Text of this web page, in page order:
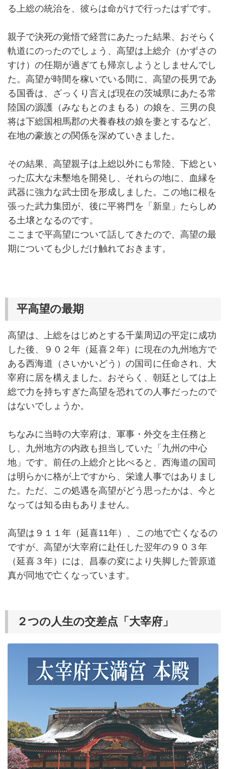
る上総の統治を、彼らは命がけで行ったはずです。
親子で決死の覚悟で経営にあたった結果、おそらく
軌道にのったのでしょう、高望は上総介（かずさの
すけ）の任期が過ぎても帰京しようとしませんでし
た。高望が時間を稼いでいる間に、高望の長男であ
る国香は、ざっくり言えば現在の茨城県にあたる常
陸国の源護（みなもとのまもる）の娘を、三男の良
将は下総国相馬郡の犬養春枝の娘を妻とするなど、
在地の豪族との関係を深めていきました。
その結果、高望親子は上総以外にも常陸、下総とい
った広大な未墾地を開発し、それらの地に、血縁を
武器に強力な武士団を形成しました。この地に根を
張った武力集団が、後に平将門を「新皇」たらしめ
る土壌となるのです。
ここまで平高望について話してきたので、高望の最
期についても少しだけ触れておきます。
平高望の最期
高望は、上総をはじめとする千葉周辺の平定に成功
した後、９０２年（延喜２年）に現在の九州地方で
ある西海道（さいかいどう）の国司に任命され、大
宰府に居を構えました。おそらく、朝廷としては上
総で力を持ちすぎた高望を恐れての人事だったので
はないでしょうか。
ちなみに当時の大宰府は、軍事・外交を主任務と
し、九州地方の内政も担当していた「九州の中心
地」です。前任の上総介と比べると、西海道の国司
は明らかに格が上ですから、栄達人事ではありまし
た。ただ、この処遇を高望がどう思ったかは、今と
なっては知る由もありません。
高望は９１１年（延喜11年）、この地で亡くなるの
ですが、高望が大宰府に赴任した翌年の９０３年
（延喜３年）には、昌泰の変により失脚した菅原道
真が同地で亡くなっています。
２つの人生の交差点「大宰府」